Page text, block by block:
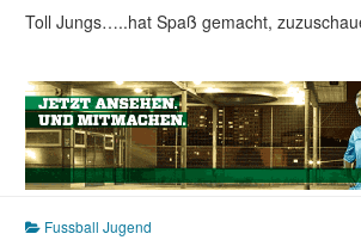
Toll Jungs…..hat Spaß gemacht,
Fussball Jugend